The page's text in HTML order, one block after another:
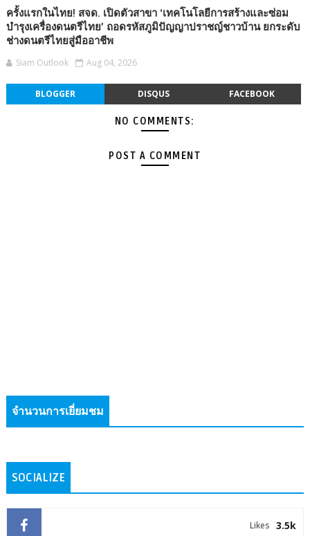
ครั้งแรกในไทย! สจด. เปิดตัวสาขา ‘เทคโนโลยีการสร้างและซ่อม
บำรุงเครื่องดนตรีไทย’ ถอดรหัสภูมิปัญญาปราชญ์ชาวบ้าน ยกระดับ
ช่างดนตรีไทยสู่มืออาชีพ
Siam Outlook Aug 04, 2026
BLOGGER DISQUS FACEBOOK
NO COMMENTS:
POST A COMMENT
จำนวนการเยี่ยมชม
SOCIALIZE
3.5k
Likes